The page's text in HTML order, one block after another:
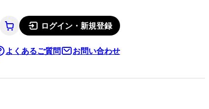
ログイン・新規登録
よくあるご質問 お問い合わせ